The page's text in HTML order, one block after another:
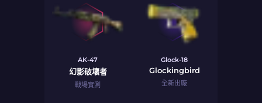
AK-47
幻影破壞者
戰場實測
Glock-18
Glockingbird
全新出廠